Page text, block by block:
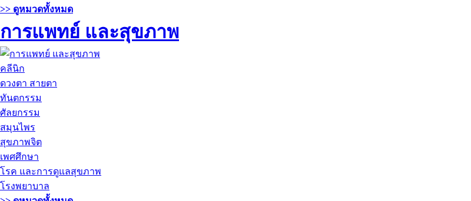
>> ดูหมวดทั้งหมด
การแพทย์ และสุขภาพ
คลีนิก
ดวงตา สายตา
ทันตกรรม
ศัลยกรรม
สมุนไพร
สุขภาพจิต
เพศศึกษา
โรค และการดูแลสุขภาพ
โรงพยาบาล